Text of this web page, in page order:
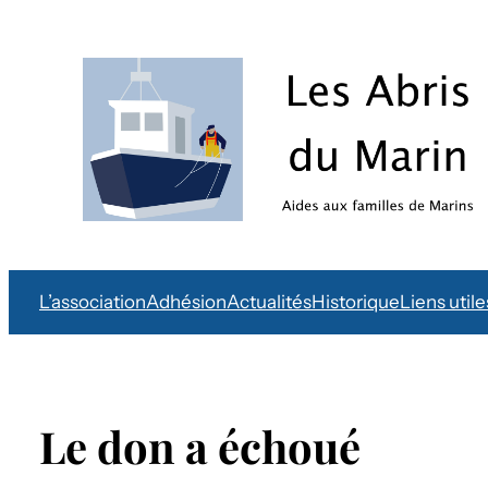
L’associationAdhésionActualitésHistoriqueLiens
Le don a échoué